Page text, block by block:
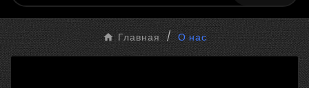
Главная О нас